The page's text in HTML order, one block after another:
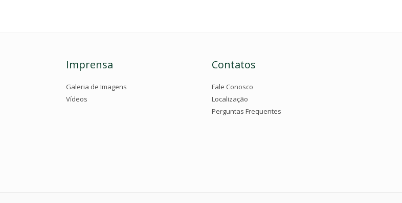
Imprensa
Galeria de Imagens
Vídeos
Contatos
Fale Conosco
Localização
Perguntas Frequentes